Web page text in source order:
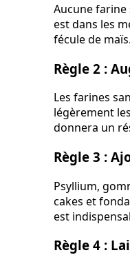
Aucune
est dans les
fécule de maïs.
Règle 2 :
Les farines
légèrement
donnera un
Règle 3 :
Psyllium,
cakes et
est
Règle 4 :